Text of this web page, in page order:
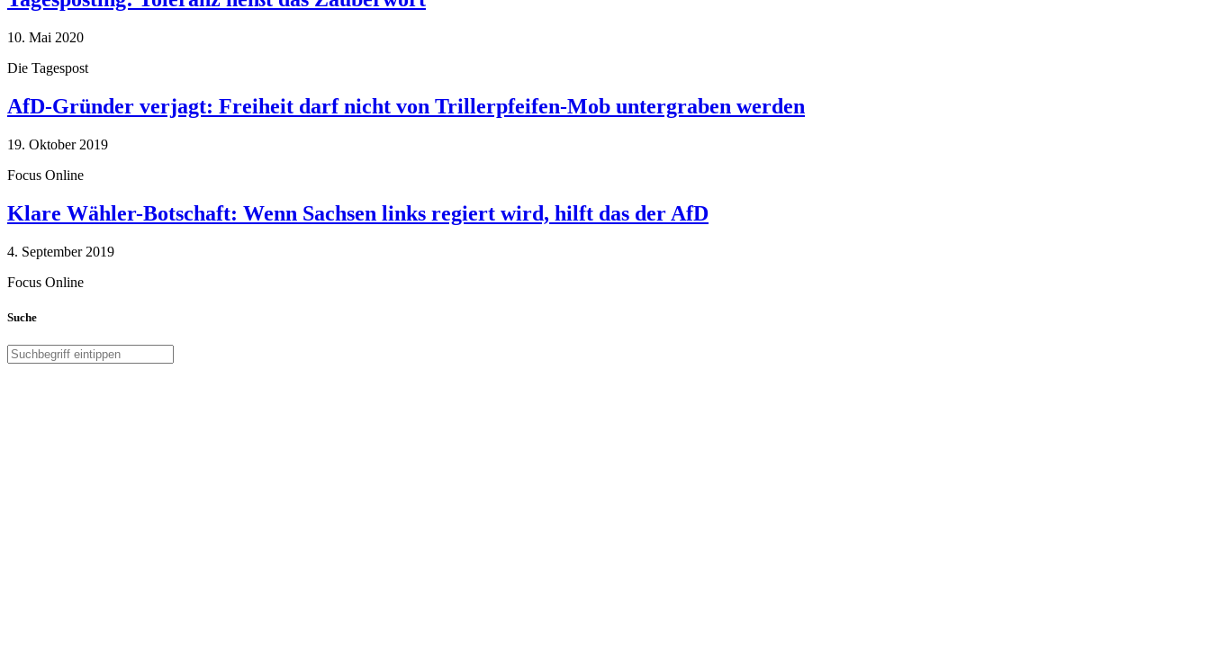
10. Mai 2020
Die Tagespost
AfD-Gründer verjagt: Freiheit darf nicht von Trillerpfeifen-Mob untergraben werden
19. Oktober 2019
Focus Online
Klare Wähler-Botschaft: Wenn Sachsen links regiert wird, hilft das der AfD
4. September 2019
Focus Online
Suche